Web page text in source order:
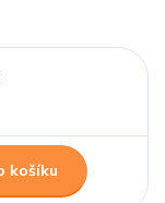
košíku